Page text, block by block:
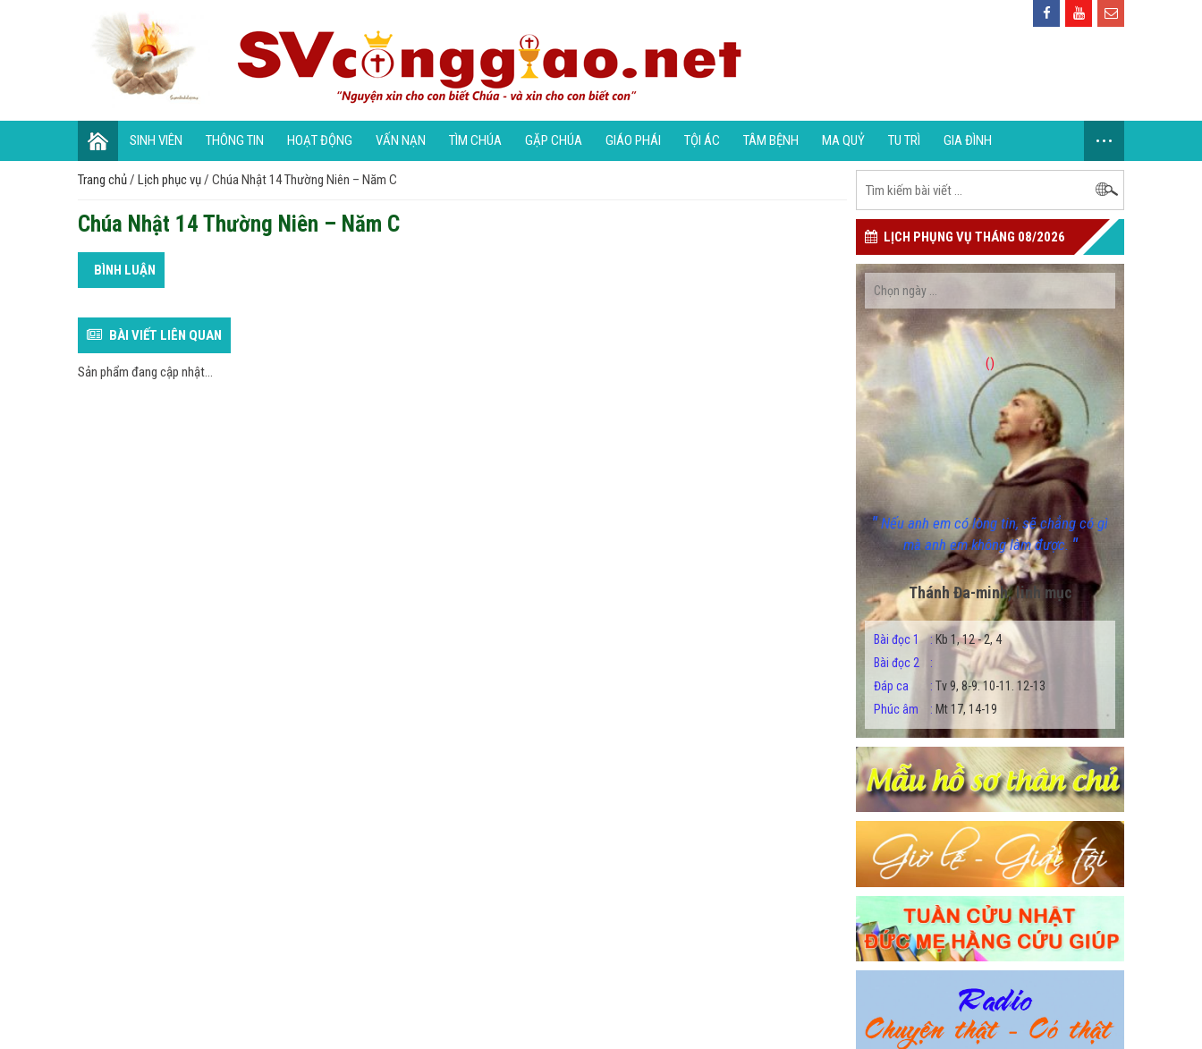
SINH VIÊN THÔNG TIN HOẠT ĐỘNG VẤN NẠN TÌM CHÚA GẶP CHÚA GIÁO PHÁI TỘI ÁC TÂM BỆNH MA QUỶ TU TRÌ GIA ĐÌNH ...
Trang chủ/ Lịch phục vụ/ Chúa Nhật 14 Thường Niên – Năm C
Chúa Nhật 14 Thường Niên – Năm C
BÌNH LUẬN
BÀI VIẾT LIÊN QUAN
Sản phẩm đang cập nhật...
LỊCH PHỤNG VỤ THÁNG 08/2026
()
"Nếu anh em có lòng tin, sẽ chẳng có gì
mà anh em không làm được. "
Thánh Đa-minh, linh mục
Bài đọc 1 : Kb 1, 12 - 2, 4
Bài đọc 2
:
Đáp ca
: Tv 9, 8-9. 10-11. 12-13
Phúc âm
: Mt 17, 14-19